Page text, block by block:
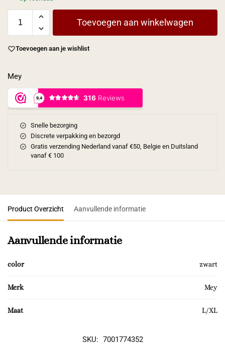
Toevoegen aan winkelwagen
Toevoegen aan je wishlist
Mey
Snelle bezorging
Discrete verpakking en bezorgd
Gratis verzending Nederland vanaf €50, Belgie en Duitsland
vanaf € 100
Product Overzicht Aanvullende informatie
Aanvullende informatie
color zwart
Merk Mey
Maat L/XL
SKU: 7001774352